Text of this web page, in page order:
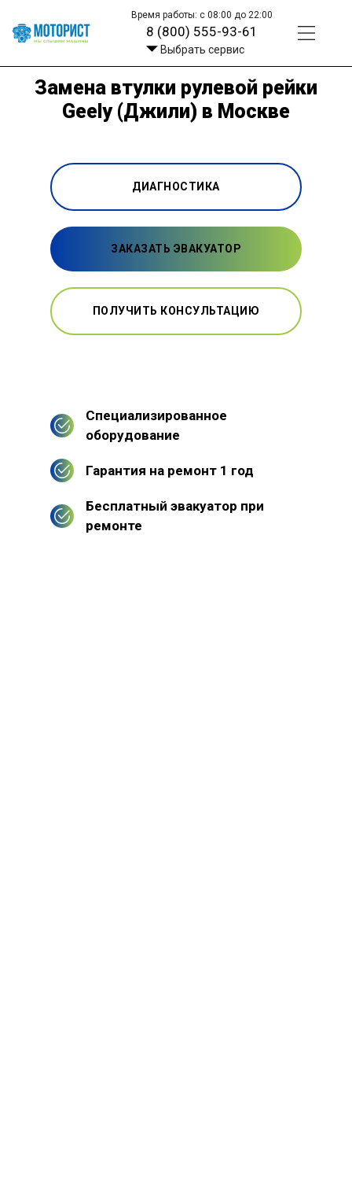
Время работы: с 08:00 до 22:00
8 (800) 555-93-61
Выбрать сервис
Замена втулки рулевой рейки
Geely (Джили) в Москве
ДИАГНОСТИКА
ЗАКАЗАТЬ ЭВАКУАТОР
ПОЛУЧИТЬ КОНСУЛЬТАЦИЮ
Специализированное
оборудование
Гарантия на ремонт 1 год
Бесплатный эвакуатор при
ремонте